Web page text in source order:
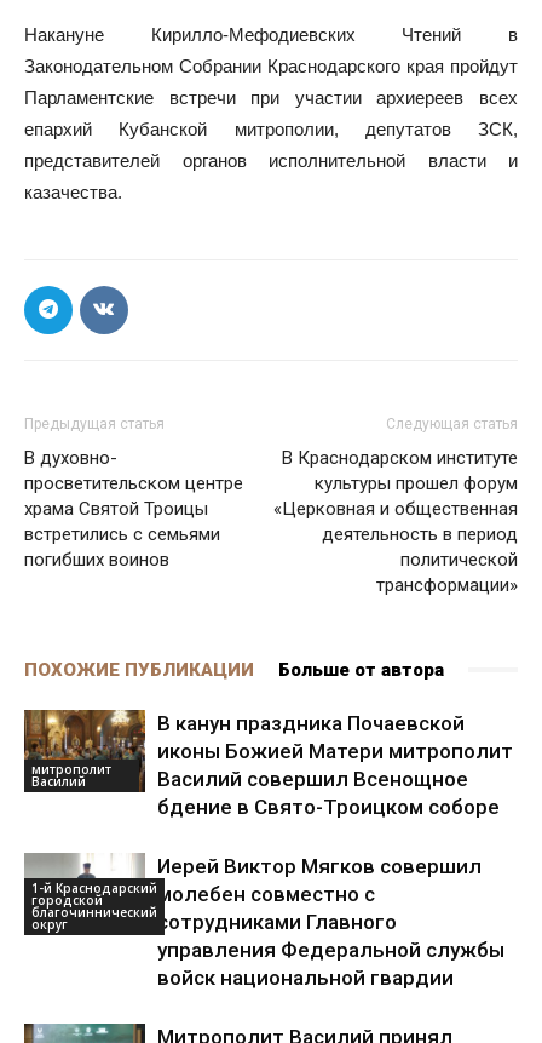
Накануне Кирилло-Мефодиевских Чтений в
Законодательном Собрании Краснодарского края пройдут
Парламентские встречи при участии архиереев всех
епархий Кубанской митрополии, депутатов ЗСК,
представителей органов исполнительной власти и
казачества.
Предыдущая статья
В духовно-
просветительском центре
храма Святой Троицы
встретились с семьями
погибших воинов
Следующая статья
В Краснодарском институте
культуры прошел форум
«Церковная и общественная
деятельность в период
политической
трансформации»
ПОХОЖИЕ ПУБЛИКАЦИИ Больше от автора
митрополит
Василий
В канун праздника Почаевской
иконы Божией Матери митрополит
Василий совершил Всенощное
бдение в Свято-Троицком соборе
1-й Краснодарский
городской
благочиннический
округ
Иерей Виктор Мягков совершил
молебен совместно с
сотрудниками Главного
управления Федеральной службы
войск национальной гвардии
Митрополит Василий принял